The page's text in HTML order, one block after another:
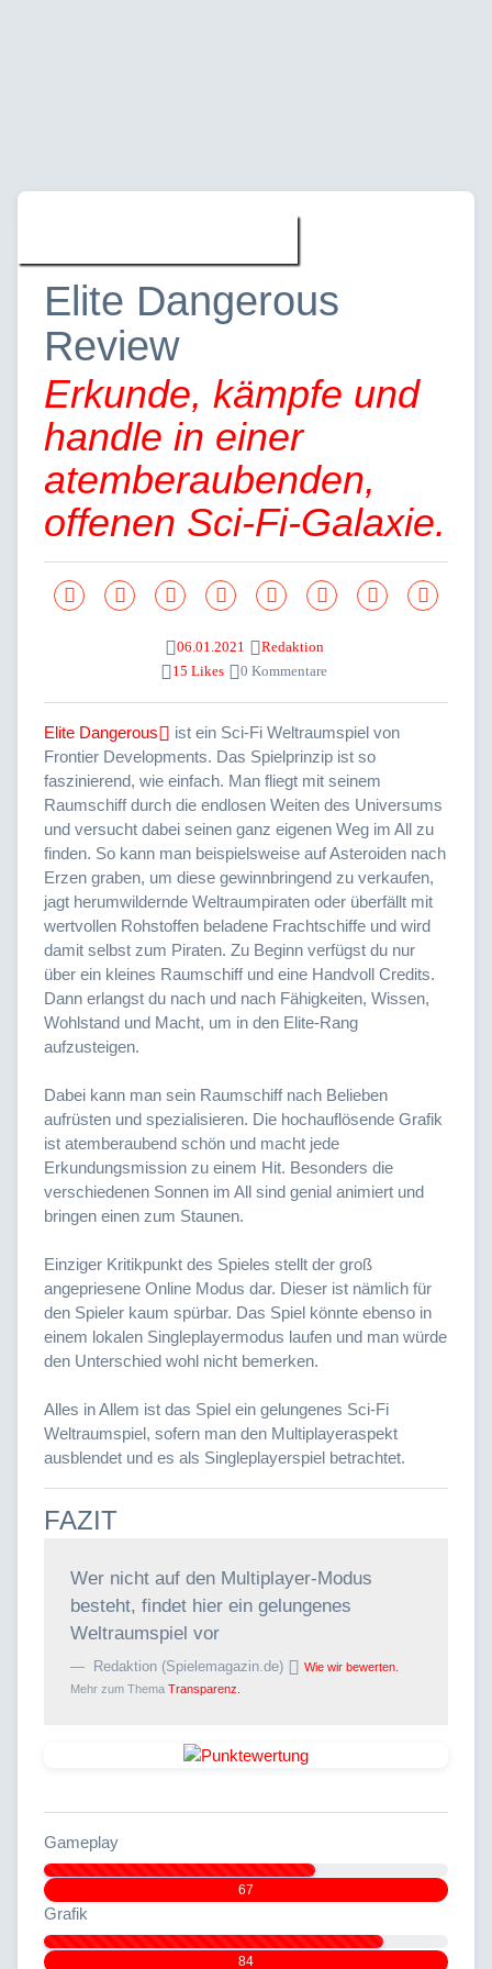
Elite Dangerous
Review
Erkunde, kämpfe und
handle in einer
atemberaubenden,
offenen Sci-Fi-Galaxie.
06.01.2021
Redaktion
15 Likes
0 Kommentare
Elite Dangerous
ist ein Sci-Fi Weltraumspiel von
Frontier Developments. Das Spielprinzip ist so
faszinierend, wie einfach. Man fliegt mit seinem
Raumschiff durch die endlosen Weiten des Universums
und versucht dabei seinen ganz eigenen Weg im All zu
finden. So kann man beispielsweise auf Asteroiden nach
Erzen graben, um diese gewinnbringend zu verkaufen,
jagt herumwildernde Weltraumpiraten oder überfällt mit
wertvollen Rohstoffen beladene Frachtschiffe und wird
damit selbst zum Piraten. Zu Beginn verfügst du nur
über ein kleines Raumschiff und eine Handvoll Credits.
Dann erlangst du nach und nach Fähigkeiten, Wissen,
Wohlstand und Macht, um in den Elite-Rang
aufzusteigen.
Dabei kann man sein Raumschiff nach Belieben
aufrüsten und spezialisieren. Die hochauflösende Grafik
ist atemberaubend schön und macht jede
Erkundungsmission zu einem Hit. Besonders die
verschiedenen Sonnen im All sind genial animiert und
bringen einen zum Staunen.
Einziger Kritikpunkt des Spieles stellt der groß
angepriesene Online Modus dar. Dieser ist nämlich für
den Spieler kaum spürbar. Das Spiel könnte ebenso in
einem lokalen Singleplayermodus laufen und man würde
den Unterschied wohl nicht bemerken.
Alles in Allem ist das Spiel ein gelungenes Sci-Fi
Weltraumspiel, sofern man den Multiplayeraspekt
ausblendet und es als Singleplayerspiel betrachtet.
FAZIT
Wer nicht auf den Multiplayer-Modus
besteht, findet hier ein gelungenes
Weltraumspiel vor
Redaktion (Spielemagazin.de)
Wie wir bewerten.
Mehr zum Thema Transparenz.
Gameplay
67
Grafik
84